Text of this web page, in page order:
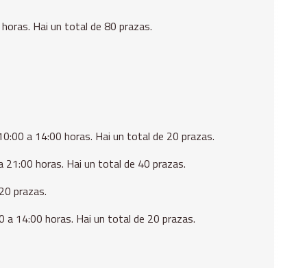
Hai un total de 80 prazas.
a 14:00 horas. Hai un total de 20 prazas.
21:00 horas. Hai un total de 40 prazas.
prazas.
a 14:00 horas. Hai un total de 20 prazas.